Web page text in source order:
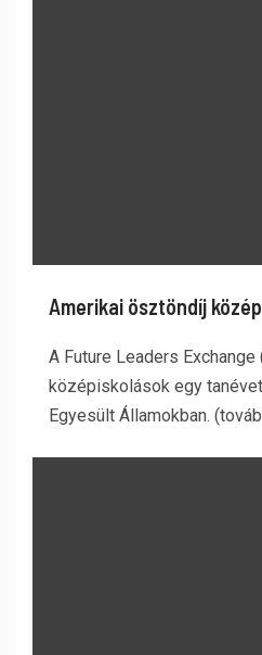
Amerikai ösztöndíj
A Future Leaders
középiskolások egy
Egyesült Államokban.